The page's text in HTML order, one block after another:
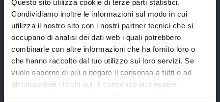
Questo sito utilizza cookie di terze parti statistici.
Condividiamo inoltre le informazioni sul modo in cui
utilizza il nostro sito con i nostri partner tecnici che si
occupano di analisi dei dati web i quali potrebbero
combinarle con altre informazioni che ha fornito loro o
che hanno raccolto dal tuo utilizzo sui loro servizi. Se
vuole saperne di più o negare il consenso a tutti o ad
alcuni cookie clicchi qui. Il consenso può essere
espresso cliccando sul tasto "Accetta tutti". Se non vuole
Organi di governo
Statuto e Regolamenti
Amministrazione Trasparente
Uffici e orari